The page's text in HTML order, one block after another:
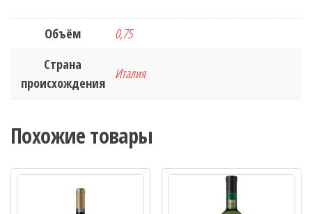
Объём
0,75
Страна
происхождения
Италия
Похожие товары